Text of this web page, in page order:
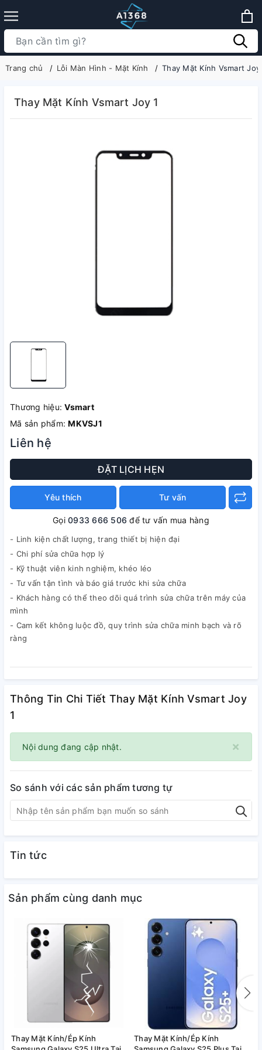
Trang chủ Lỗi Màn Hình - Mặt Kính Thay Mặt Kính Vsmart Joy
Thay Mặt Kính Vsmart Joy 1
Thương hiệu:Vsmart
Mã sản phẩm:MKVSJ1
Liên hệ
ĐẶT LỊCH HẸN
Yêu thích Tư vấn
Gọi0933 666 506 để tư vấn mua hàng
- Linh kiện chất lượng, trang thiết bị hiện đại
- Chi phí sửa chữa hợp lý
- Kỹ thuật viên kinh nghiệm, khéo léo
- Tư vấn tận tình và báo giá trước khi sửa chữa
- Khách hàng có thể theo dõi quá trình sửa chữa trên máy của
mình
- Cam kết không luộc đồ, quy trình sửa chữa minh bạch và rõ
ràng
Thông Tin Chi Tiết Thay Mặt Kính Vsmart Joy
1
×
Nội dung đang cập nhật.
So sánh với các sản phẩm tương tự
Tin tức
Sản phẩm cùng danh mục
Thay Mặt Kính/Ép Kính
Thay Mặt Kính/Ép Kính